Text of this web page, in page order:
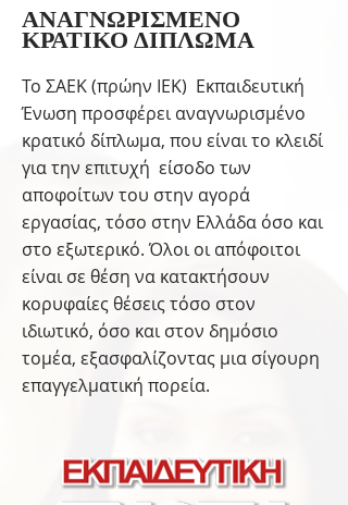
ΑΝΑΓΝΩΡΙΣΜΕΝΟ
ΚΡΑΤΙΚΟ ΔΙΠΛΩΜΑ
Το ΣΑΕΚ (πρώην ΙΕΚ) Εκπαιδευτική
Ένωση προσφέρει αναγνωρισμένο
κρατικό δίπλωμα, που είναι το κλειδί
για την επιτυχή είσοδο των
αποφοίτων του στην αγορά
εργασίας, τόσο στην Ελλάδα όσο και
στο εξωτερικό. Όλοι οι απόφοιτοι
είναι σε θέση να κατακτήσουν
κορυφαίες θέσεις τόσο στον
ιδιωτικό, όσο και στον δημόσιο
τομέα, εξασφαλίζοντας μια σίγουρη
επαγγελματική πορεία.